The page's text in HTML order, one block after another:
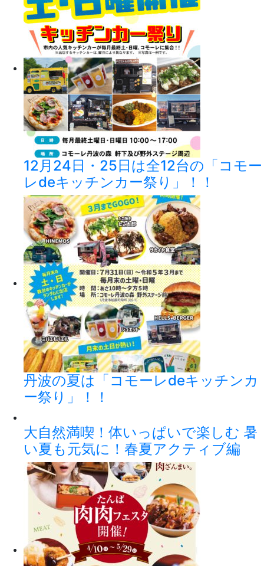
12月24日・25日は全12台の「コモー
レdeキッチンカー祭り」！！
丹波の夏は「コモーレdeキッチンカ
ー祭り」！！
大自然満喫！体いっぱいで楽しむ 暑
い夏も元気に！春夏アクティブ編